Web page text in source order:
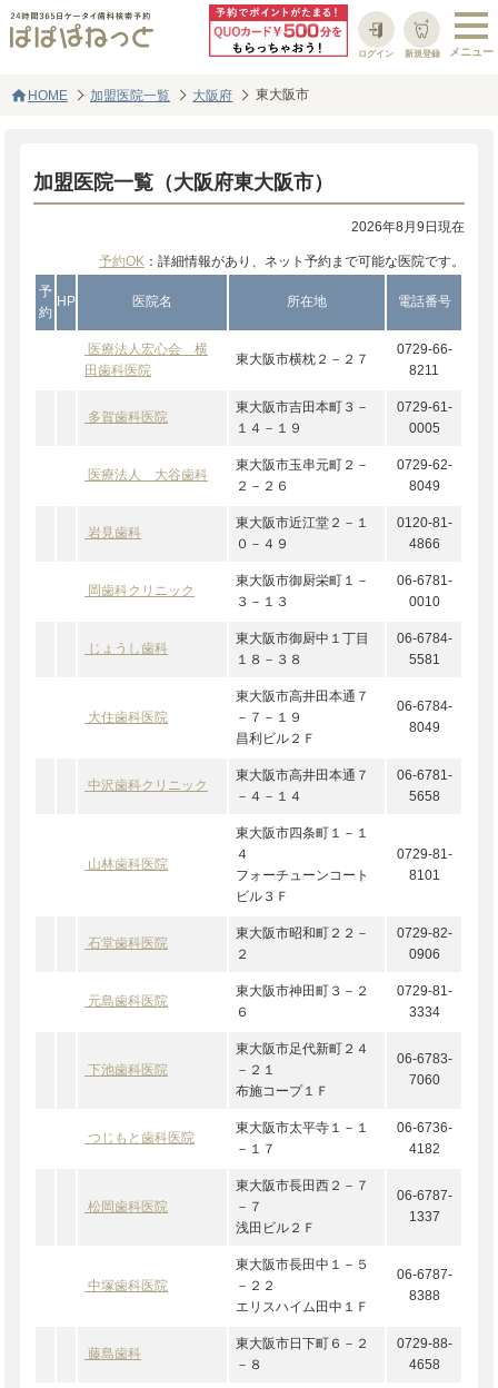
新規登録
ログイン
homeHOME 加盟医院一覧 大阪府 東大阪市
加盟医院一覧（大阪府東大阪市）
2026年8月9日現在
予約OK：詳細情報があり、ネット予約まで可能な医院です。
予
約
HP 医院名 所在地 電話番号
医療法人宏心会 横
田歯科医院
東大阪市横枕２－２７
0729-66-
8211
多賀歯科医院
東大阪市吉田本町３－
１４－１９
0729-61-
0005
医療法人 大谷歯科
東大阪市玉串元町２－
２－２６
0729-62-
8049
岩見歯科
東大阪市近江堂２－１
０－４９
0120-81-
4866
岡歯科クリニック
東大阪市御厨栄町１－
３－１３
06-6781-
0010
じょうし歯科
東大阪市御厨中１丁目
１８－３８
06-6784-
5581
大住歯科医院
東大阪市高井田本通７
－７－１９
昌利ビル２Ｆ
06-6784-
8049
中沢歯科クリニック
東大阪市高井田本通７
－４－１４
06-6781-
5658
山林歯科医院
東大阪市四条町１－１
４
フォーチューンコート
ビル３Ｆ
0729-81-
8101
石堂歯科医院
東大阪市昭和町２２－
２
0729-82-
0906
元島歯科医院
東大阪市神田町３－２
６
0729-81-
3334
下池歯科医院
東大阪市足代新町２４
－２１
布施コープ１Ｆ
06-6783-
7060
つじもと歯科医院
東大阪市太平寺１－１
－１７
06-6736-
4182
松岡歯科医院
東大阪市長田西２－７
－７
浅田ビル２Ｆ
06-6787-
1337
中塚歯科医院
東大阪市長田中１－５
－２２
エリスハイム田中１Ｆ
06-6787-
8388
藤島歯科
東大阪市日下町６－２
－８
0729-88-
4658